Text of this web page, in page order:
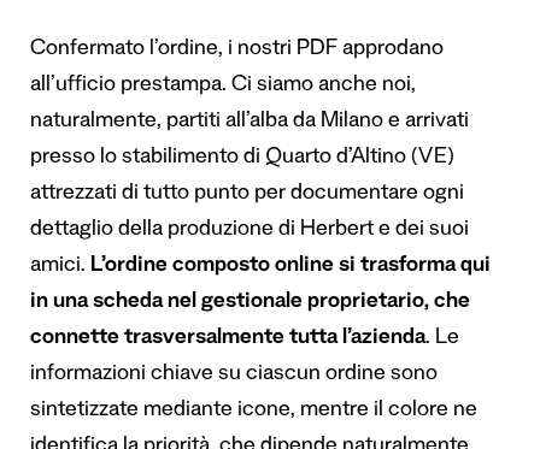
Confermato l’ordine, i nostri PDF approdano
all’ufficio prestampa. Ci siamo anche noi,
naturalmente, partiti all’alba da Milano e arrivati
presso lo stabilimento di Quarto d’Altino (VE)
attrezzati di tutto punto per documentare ogni
dettaglio della produzione di Herbert e dei suoi
amici. L’ordine composto online si trasforma qui
in una scheda nel gestionale proprietario, che
connette trasversalmente tutta l’azienda. Le
informazioni chiave su ciascun ordine sono
sintetizzate mediante icone, mentre il colore ne